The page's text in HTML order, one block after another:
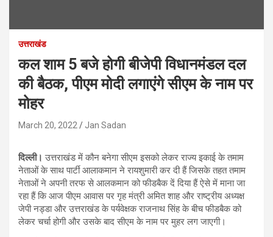
उत्तराखंड
कल शाम 5 बजे होगी बीजेपी विधानमंडल दल
की बैठक, पीएम मोदी लगाएंगे सीएम के नाम पर
मोहर
March 20, 2022 Jan Sadan
दिल्ली। उत्तराखंड में कौन बनेगा सीएम इसको लेकर राज्य इकाई के तमाम
नेताओं के साथ पार्टी आलाकमान ने रायशुमारी कर दी हैं जिसके तहत तमाम
नेताओं ने अपनी तरफ से आलकमान को फीडबैक दें दिया हैं ऐसे में माना जा
रहा हैं कि आज पीएम आवास पर गृह मंत्री अमित शाह और राष्ट्रीय अध्यक्ष
जेपी नड्डा और उत्तराखंड के पर्यवेक्षक राजनाथ सिंह के बीच फीडबैक को
लेकर चर्चा होगी और उसके बाद सीएम के नाम पर मुहर लग जाएगी।